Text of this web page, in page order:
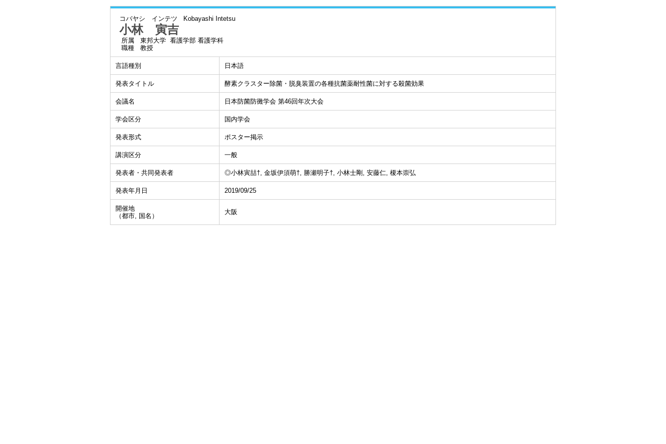
コバヤシ インテツ Kobayashi Intetsu
小林 寅吉
所属
東邦大学 看護学部 看護学科
職種
教授
言語種別 日本語
発表タイトル 酵素クラスター除菌・脱臭装置の各種抗菌薬耐性菌に対する殺菌効果
会議名 日本防菌防黴学会 第46回年次大会
学会区分 国内学会
発表形式 ポスター掲示
講演区分 一般
発表者・共同発表者 ◎小林寅喆†, 金坂伊須萌†, 勝瀬明子†, 小林士剛, 安藤仁, 榎本崇弘
発表年月日 2019/09/25
開催地
（都市, 国名）
大阪